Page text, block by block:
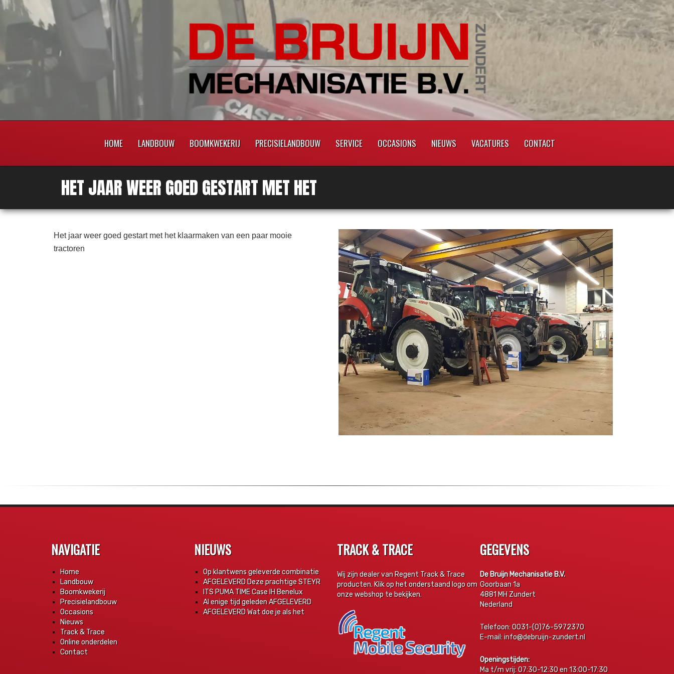
HOME LANDBOUW BOOMKWEKERIJ PRECISIELANDBOUW SERVICE OCCASIONS NIEUWS VACATURES CONTACT
HET JAAR WEER GOED GESTART MET HET
Het jaar weer goed gestart met het klaarmaken van een paar mooie
tractoren
NAVIGATIE
Home
Landbouw
Boomkwekerij
Precisielandbouw
Occasions
Nieuws
Track & Trace
Online onderdelen
Contact
NIEUWS
Op klantwens geleverde combinatie
AFGELEVERD Deze prachtige STEYR
ITS PUMA TIME Case IH Benelux
Al enige tijd geleden AFGELEVERD
AFGELEVERD Wat doe je als het
TRACK & TRACE
Wij zijn dealer van Regent Track & Trace
producten. Klik op het onderstaand logo om
onze webshop te bekijken.
GEGEVENS
De Bruijn Mechanisatie B.V.
Goorbaan 1a
4881 MH Zundert
Nederland
Telefoon: 0031-(0)76-5972370
E-mail: info@debruijn-zundert.nl
Openingstijden:
Ma t/m vrij: 07:30-12:30 en 13:00-17:30